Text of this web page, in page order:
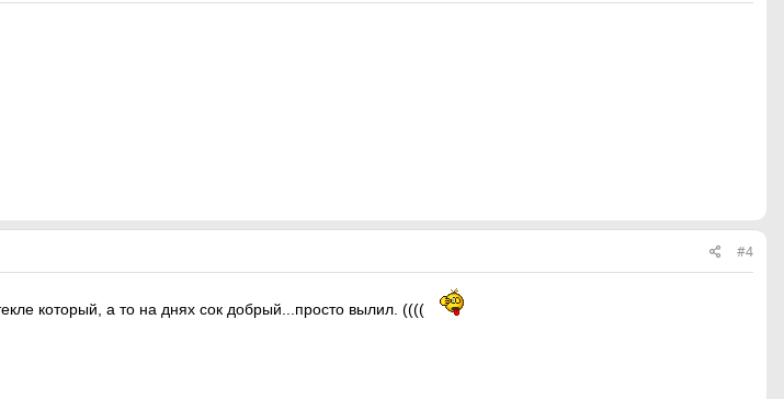
#4
который, а то на днях сок добрый...просто вылил. ((((